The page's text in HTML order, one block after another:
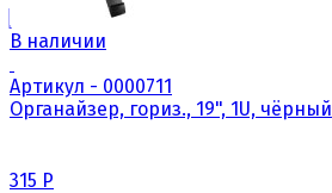
В наличии
Артикул - 0000711
Органайзер, гориз., 19", 1U, чёрный
315 Р